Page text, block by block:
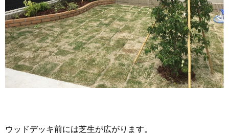
ウッドデッキ前には芝生が広がります。